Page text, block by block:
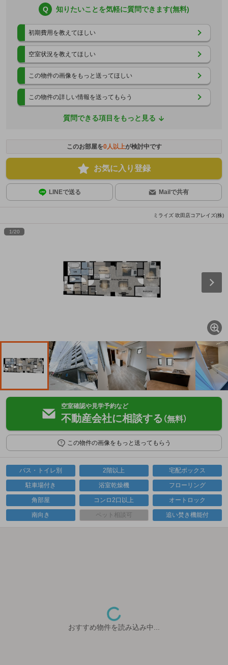
Q 知りたいことを気軽に質問できます(無料)
初期費用を教えてほしい
空室状況を教えてほしい
この物件の画像をもっと送ってほしい
この物件の詳しい情報を送ってもらう
質問できる項目をもっと見る
このお部屋を0人以上が検討中です
お気に入り登録
LINEで送る Mailで共有
ミライズ 吹田店コアレイズ(株)
1/20
空室確認や見学予約など
不動産会社に相談する （無料）
この物件の画像をもっと送ってもらう
バス・トイレ別 2階以上 宅配ボックス
駐車場付き 浴室乾燥機 フローリング
角部屋 コンロ2口以上 オートロック
南向き ペット相談可 追い焚き機能付
おすすめ物件を読み込み中...